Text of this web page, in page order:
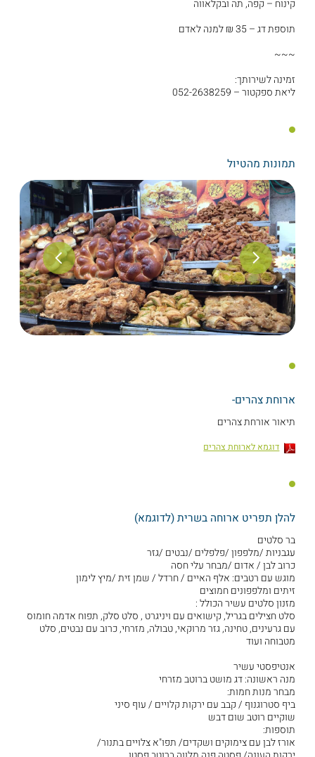
קינוח – קפה, תה ובקלאווה
תוספת דג – 35 ₪ למנה לאדם
~~~
זמינה לשירותך:
ליאת ספקטור – 052-2638259
תמונות מהטיול
ארוחת צהרים-
תיאור אורחת צהרים
דוגמא לארוחת צהרים
להלן תפריט ארוחה בשרית (לדוגמא)
בר סלטים
עגבניות /מלפפון /פלפלים /נבטים /גזר
כרוב לבן / אדום /מבחר עלי חסה
מוגש עם רטבים: אלף האיים / חרדל / שמן זית /מיץ לימון
זיתים ומלפפונים חמוצים
מזנון סלטים עשיר הכולל :
סלט חצילים בגריל, קישואים עם ויניגרט , סלט סלק, תפוח אדמה חומוס
עם גרעינים, טחינה, גזר מרוקאי, טבולה, מזרחי, כרוב עם נבטים, סלט
מטבוחה ועוד
אנטיפסטי עשיר
מנה ראשונה: דג מושט ברוטב מזרחי
מבחר מנות חמות:
ביף סטרוגנוף / קבב עם ירקות קלויים / עוף סיני
שוקיים רוטב שום דבש
תוספות:
אורז לבן עם צימוקים ושקדים/ תפו"א צלויים בתנור/